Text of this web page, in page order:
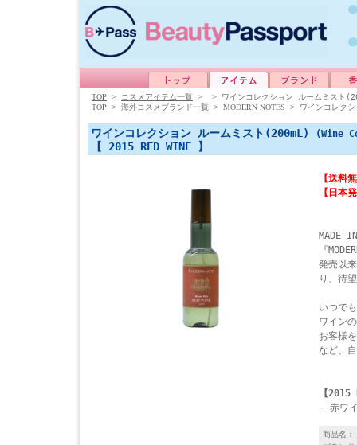
TOP > コスメアイテム一覧 > > ワインコレクション ルームミスト
TOP > 海外コスメブランド一覧 > MODERN NOTES > ワインコレク
ワインコレクション ルームミスト(200mL) (Wine
【 2015 RED WINE 】
【送料
【日本
MADE
『
発売以
り、待
いつで
ワイン
お客様
など、
【2015
- 赤ワ
商品名：